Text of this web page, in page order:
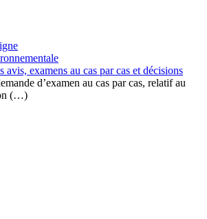
avis, examens au cas par cas et décisions
d’examen au cas par cas, relatif au
(…)